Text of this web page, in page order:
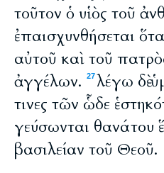
τοῦτον ὁ υἱὸς τοῦ
ἐπαισχυνθήσεται
αὐτοῦ καὶ τοῦ
ἀγγέλων.
27λέγω δὲ
τινες τῶν ὧδε
γεύσωνται θανάτου
βασιλείαν τοῦ Θεοῦ.